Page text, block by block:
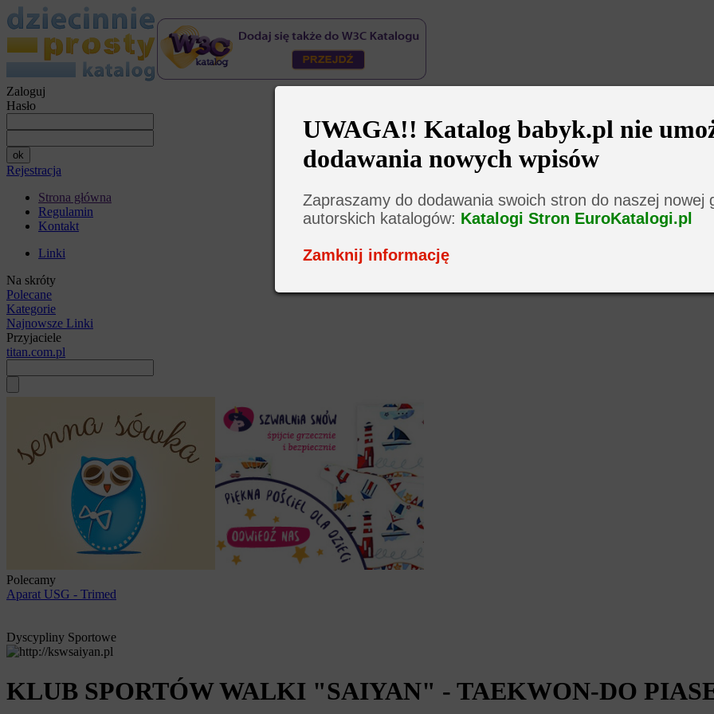
UWAGA!! Katalog babyk.pl nie
dodawania nowych wpisów
Zapraszamy do dodawania swoich stron do naszej nowej
autorskich katalogów: Katalogi Stron EuroKatalogi.pl
Zamknij informację
Zaloguj
Hasło
Rejestracja
Strona główna
Regulamin
Kontakt
Linki
Na skróty
Polecane
Kategorie
Najnowsze Linki
Przyjaciele
titan.com.pl
Polecamy
Aparat USG - Trimed
Dyscypliny Sportowe
KLUB SPORTÓW WALKI "SAIYAN" - TAEKWON-DO